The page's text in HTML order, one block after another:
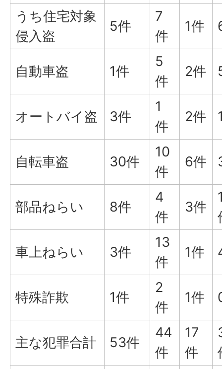
うち住宅対象
侵入盗
5件
7
件
1件
自動車盗 1件
5
件
2件
オートバイ盗 3件
1
件
2件
自転車盗 30件
10
件
6件
部品ねらい 8件
4
件
3件
車上ねらい 3件
13
件
1件
特殊詐欺 1件
2
件
1件
主な犯罪合計 53件
44
件
17
件